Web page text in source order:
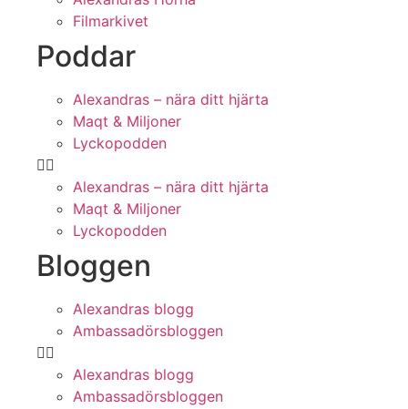
Filmarkivet
Poddar
Alexandras – nära ditt hjärta
Maqt & Miljoner
Lyckopodden
Alexandras – nära ditt hjärta
Maqt & Miljoner
Lyckopodden
Bloggen
Alexandras blogg
Ambassadörsbloggen
Alexandras blogg
Ambassadörsbloggen